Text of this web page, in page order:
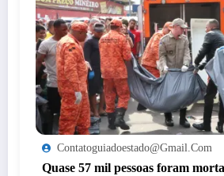
Contatoguiadoestado@gmail.com
Quase 57 mil pessoas foram